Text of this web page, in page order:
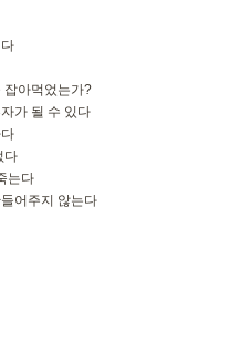
잡아먹었는가?
가 될 수 있다
다
는다
어주지 않는다